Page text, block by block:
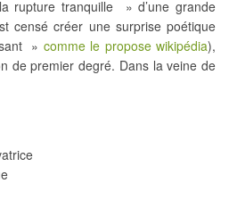
rupture tranquille » d’une grande
censé créer une surprise poétique
» comme le propose wikipédia),
de premier degré. Dans la veine de